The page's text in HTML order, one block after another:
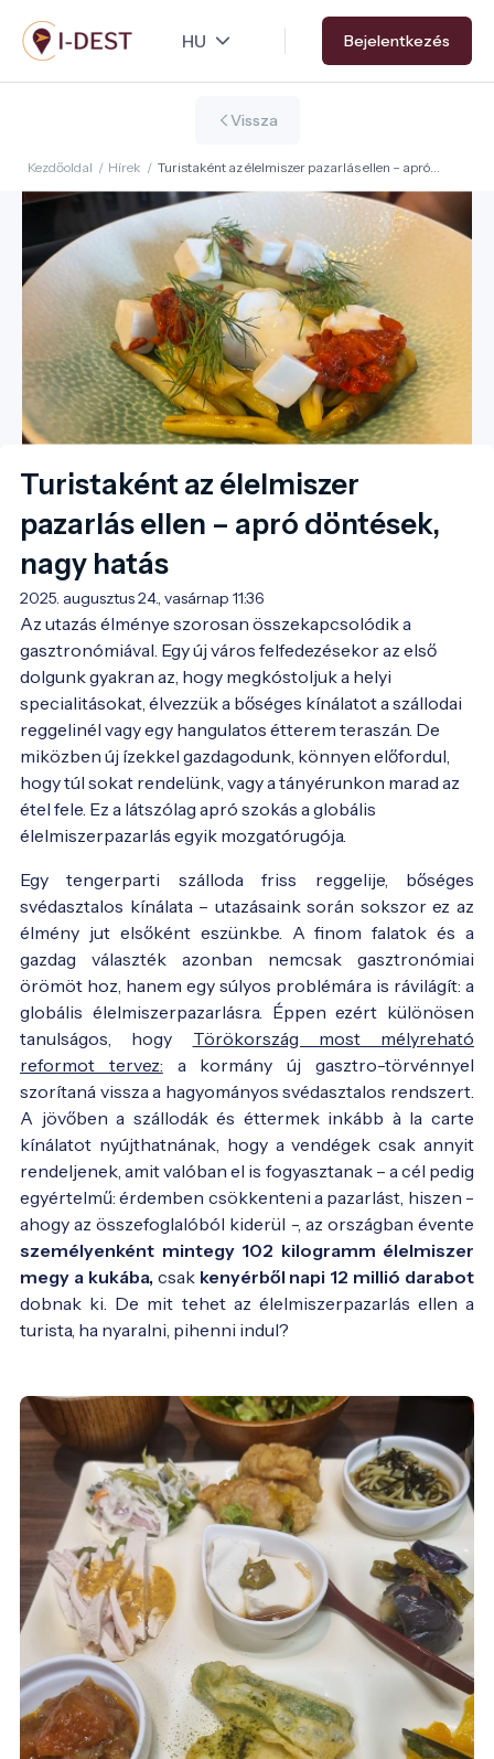
Ugrás
a
tartalomra
Bejelentkezés
Vissza
Kezdőoldal / Hírek / Turistaként az élelmiszer pazarlás ellen – apró
döntések, nagy hatás
Turistaként az élelmiszer
pazarlás ellen – apró döntések,
nagy hatás
2025. augusztus 24., vasárnap 11:36
Az utazás élménye szorosan összekapcsolódik a
gasztronómiával. Egy új város felfedezésekor az első
dolgunk gyakran az, hogy megkóstoljuk a helyi
specialitásokat, élvezzük a bőséges kínálatot a szállodai
reggelinél vagy egy hangulatos étterem teraszán. De
miközben új ízekkel gazdagodunk, könnyen előfordul,
hogy túl sokat rendelünk, vagy a tányérunkon marad az
étel fele. Ez a látszólag apró szokás a globális
élelmiszerpazarlás egyik mozgatórugója.
Egy tengerparti szálloda friss reggelije, bőséges
svédasztalos kínálata – utazásaink során sokszor ez az
élmény jut elsőként eszünkbe. A finom falatok és a
gazdag választék azonban nemcsak gasztronómiai
örömöt hoz, hanem egy súlyos problémára is rávilágít: a
globális élelmiszerpazarlásra. Éppen ezért különösen
tanulságos, hogy Törökország most mélyreható
reformot tervez: a kormány új gasztro-törvénnyel
szorítaná vissza a hagyományos svédasztalos rendszert.
A jövőben a szállodák és éttermek inkább à la carte
kínálatot nyújthatnának, hogy a vendégek csak annyit
rendeljenek, amit valóban el is fogyasztanak – a cél pedig
egyértelmű: érdemben csökkenteni a pazarlást, hiszen -
ahogy az összefoglalóból kiderül -, az országban évente
személyenként mintegy 102 kilogramm élelmiszer
megy a kukába, csak kenyérből napi 12 millió darabot
dobnak ki. De mit tehet az élelmiszerpazarlás ellen a
turista, ha nyaralni, pihenni indul?